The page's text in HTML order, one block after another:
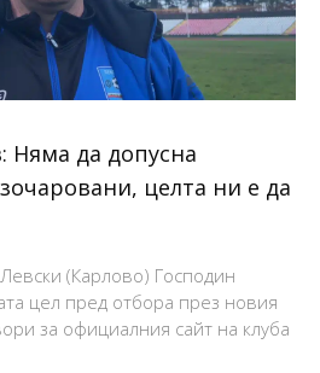
Няма да допусна
целта ни е да
(Карлово) Господин
цел пред отбора през новия
за официалния сайт на клуба